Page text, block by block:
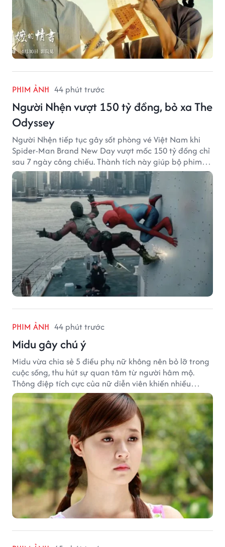
PHIM ẢNH 44 phút trước
Người Nhện vượt 150 tỷ đồng, bỏ xa The
Odyssey
Người Nhện tiếp tục gây sốt phòng vé Việt Nam khi
Spider-Man Brand New Day vượt mốc 150 tỷ đồng chỉ
sau 7 ngày công chiếu. Thành tích này giúp bộ phim
của Tom Holland tạo khoảng cách đáng kể với The
Odyssey trên đường đua doanh thu.
PHIM ẢNH 44 phút trước
Midu gây chú ý
Midu vừa chia sẻ 5 điều phụ nữ không nên bỏ lỡ trong
cuộc sống, thu hút sự quan tâm từ người hâm mộ.
Thông điệp tích cực của nữ diễn viên khiến nhiều
người đồng cảm khi nhìn lại hành trình sự nghiệp và
hạnh phúc hiện tại của cô.